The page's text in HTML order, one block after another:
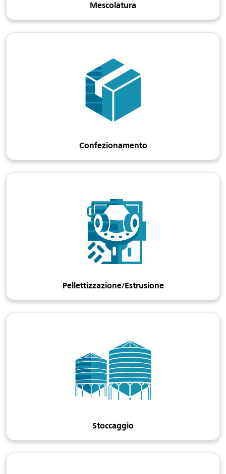
Mescolatura
Confezionamento
Pellettizzazione/Estrusione
Stoccaggio